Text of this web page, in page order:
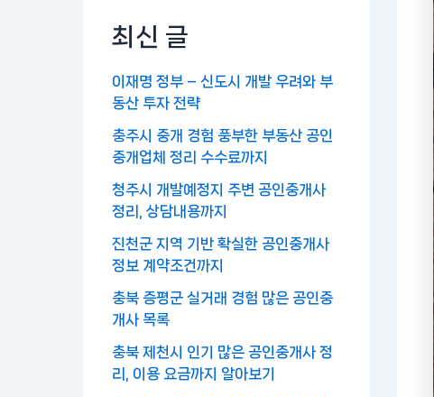
최신 글
이재명 정부 – 신도시 개발 우려와 부
동산 투자 전략
충주시 중개 경험 풍부한 부동산 공인
중개업체 정리 수수료까지
청주시 개발예정지 주변 공인중개사
정리, 상담내용까지
진천군 지역 기반 확실한 공인중개사
정보 계약조건까지
충북 증평군 실거래 경험 많은 공인중
개사 목록
충북 제천시 인기 많은 공인중개사 정
리, 이용 요금까지 알아보기